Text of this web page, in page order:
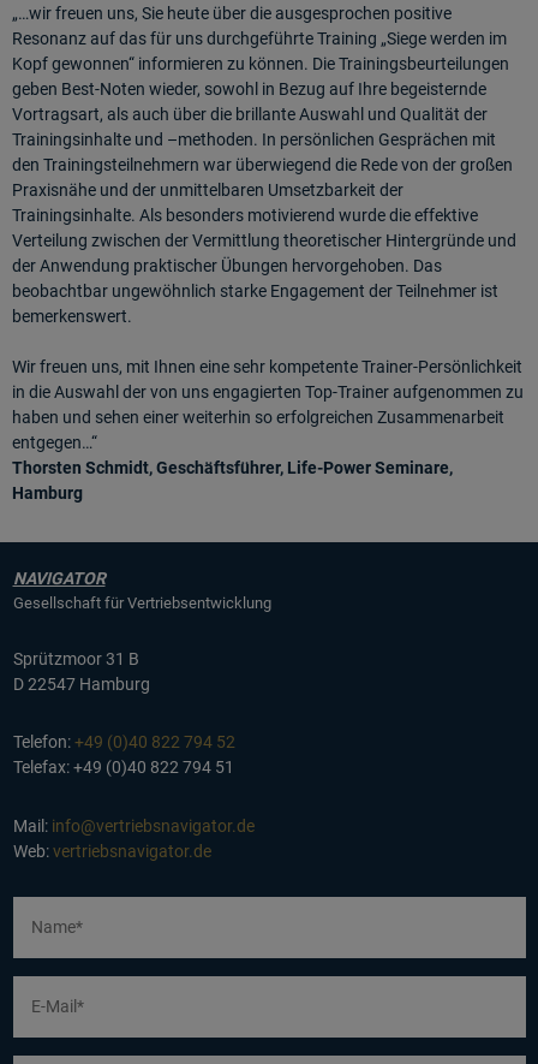
„…wir freuen uns, Sie heute über die ausgesprochen positive
Resonanz auf das für uns durchgeführte Training „Siege werden im
Kopf gewonnen“ informieren zu können. Die Trainingsbeurteilungen
geben Best-Noten wieder, sowohl in Bezug auf Ihre begeisternde
Vortragsart, als auch über die brillante Auswahl und Qualität der
Trainingsinhalte und –methoden. In persönlichen Gesprächen mit
den Trainingsteilnehmern war überwiegend die Rede von der großen
Praxisnähe und der unmittelbaren Umsetzbarkeit der
Trainingsinhalte. Als besonders motivierend wurde die effektive
Verteilung zwischen der Vermittlung theoretischer Hintergründe und
der Anwendung praktischer Übungen hervorgehoben. Das
beobachtbar ungewöhnlich starke Engagement der Teilnehmer ist
bemerkenswert.
Wir freuen uns, mit Ihnen eine sehr kompetente Trainer-Persönlichkeit
in die Auswahl der von uns engagierten Top-Trainer aufgenommen zu
haben und sehen einer weiterhin so erfolgreichen Zusammenarbeit
entgegen…“
Thorsten Schmidt, Geschäftsführer, Life-Power Seminare,
Hamburg
NAVIGATOR
Gesellschaft für Vertriebsentwicklung
Sprützmoor 31 B
D 22547 Hamburg
Telefon:+49 (0)40 822 794 52
Telefax: +49 (0)40 822 794 51
Mail: info@vertriebsnavigator.de
Web:vertriebsnavigator.de